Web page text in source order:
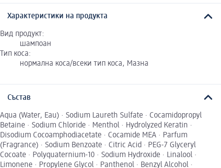
Характеристики на продукта
Вид продукт:
шампоан
Тип коса:
нормална коса/всеки тип коса, Мазна
Състав
Aqua (Water, Eau) · Sodium Laureth Sulfate · Cocamidopropyl
Betaine · Sodium Chloride · Menthol · Hydrolyzed Keratin ·
Disodium Cocoamphodiacetate · Cocamide MEA · Parfum
(Fragrance) · Sodium Benzoate · Citric Acid · PEG-7 Glyceryl
Cocoate · Polyquaternium-10 · Sodium Hydroxide · Linalool ·
Limonene · Propylene Glycol · Panthenol · Benzyl Alcohol ·